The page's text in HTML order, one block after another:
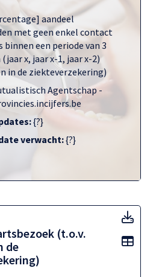
aandeel
met geen enkel contact
binnen een periode van 3
x, jaar x-1, jaar x-2)
in de ziekteverzekering)
Agentschap -
{?}
verwacht:{?}
(t.o.v.
de
Geen
Toon